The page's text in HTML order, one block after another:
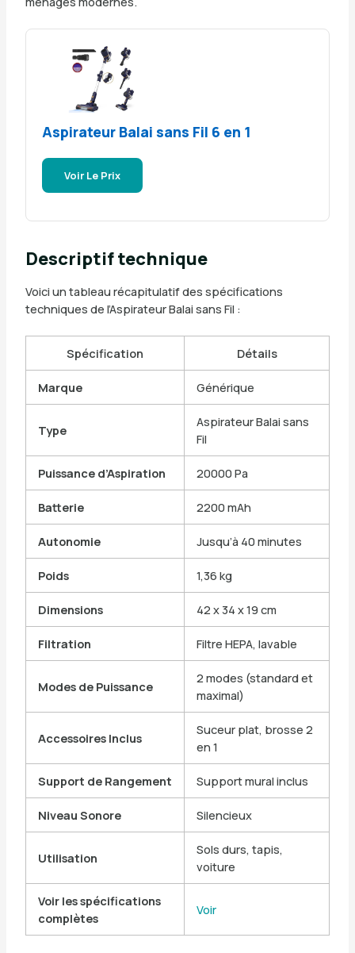
Aspirateur Balai sans Fil 6 en 1
Voir Le Prix
Descriptif technique
Voici un tableau récapitulatif des spécifications
techniques de l’Aspirateur Balai sans Fil :
Spécification Détails
Marque Générique
Type
Aspirateur Balai sans
Fil
Puissance d’Aspiration 20000 Pa
Batterie 2200 mAh
Autonomie Jusqu’à 40 minutes
Poids 1,36 kg
Dimensions 42 x 34 x 19 cm
Filtration Filtre HEPA, lavable
Modes de Puissance
2 modes (standard et
maximal)
Accessoires Inclus
Suceur plat, brosse 2
en 1
Support de Rangement Support mural inclus
Niveau Sonore Silencieux
Utilisation
Sols durs, tapis,
voiture
Voir les spécifications
complètes
Voir